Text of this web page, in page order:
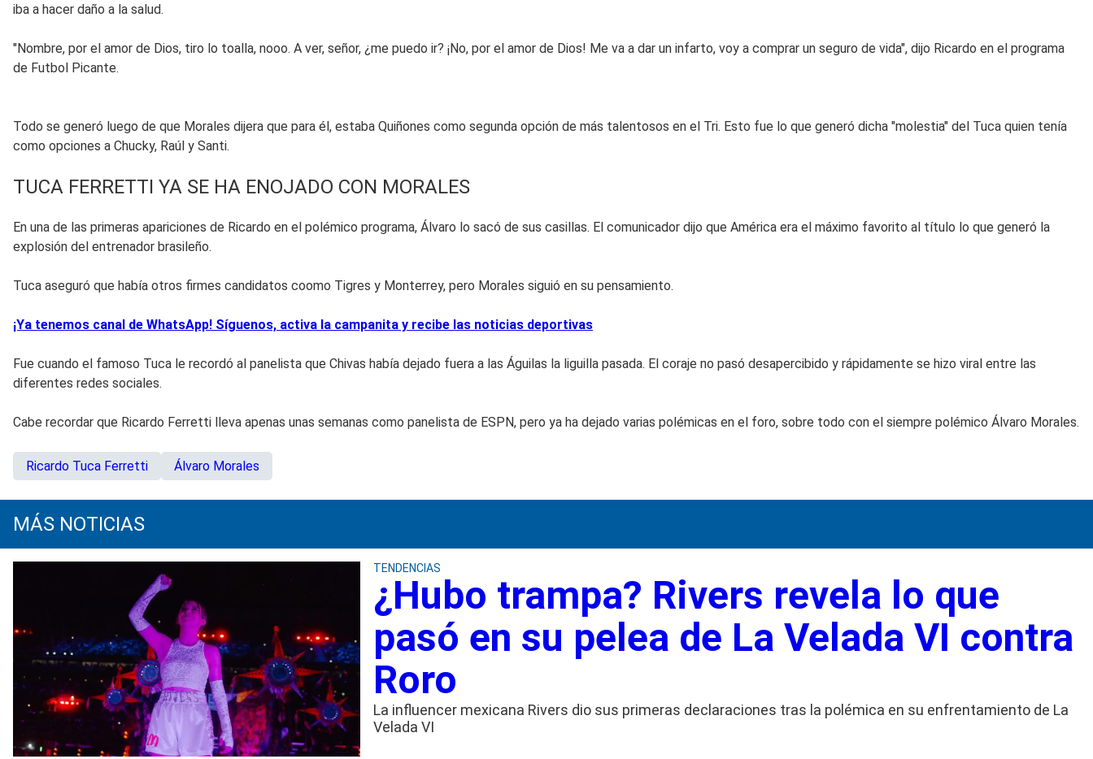
iba a hacer daño a la salud.
"Nombre, por el amor de Dios, tiro lo toalla, nooo. A ver, señor, ¿me puedo ir? ¡No, por el amor de Dios! Me va a dar un infarto, voy a comprar un seguro de vida", dijo Ricardo en el programa
de Futbol Picante.
Todo se generó luego de que Morales dijera que para él, estaba Quiñones como segunda opción de más talentosos en el Tri. Esto fue lo que generó dicha "molestia" del Tuca quien tenía
como opciones a Chucky, Raúl y Santi.
TUCA FERRETTI YA SE HA ENOJADO CON MORALES
En una de las primeras apariciones de Ricardo en el polémico programa, Álvaro lo sacó de sus casillas. El comunicador dijo que América era el máximo favorito al título lo que generó la
explosión del entrenador brasileño.
Tuca aseguró que había otros firmes candidatos coomo Tigres y Monterrey, pero Morales siguió en su pensamiento.
¡Ya tenemos canal de WhatsApp! Síguenos, activa la campanita y recibe las noticias deportivas
Fue cuando el famoso Tuca le recordó al panelista que Chivas había dejado fuera a las Águilas la liguilla pasada. El coraje no pasó desapercibido y rápidamente se hizo viral entre las
diferentes redes sociales.
Cabe recordar que Ricardo Ferretti lleva apenas unas semanas como panelista de ESPN, pero ya ha dejado varias polémicas en el foro, sobre todo con el siempre polémico Álvaro Morales.
Ricardo Tuca Ferretti Álvaro Morales
MÁS NOTICIAS
TENDENCIAS
¿Hubo trampa? Rivers revela lo que
pasó en su pelea de La Velada VI contra
Roro
La influencer mexicana Rivers dio sus primeras declaraciones tras la polémica en su enfrentamiento de La
Velada VI